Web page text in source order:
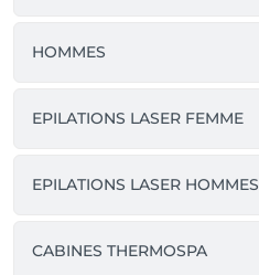
HOMMES
EPILATIONS LASER FEMME
EPILATIONS LASER HOMMES
CABINES THERMOSPA